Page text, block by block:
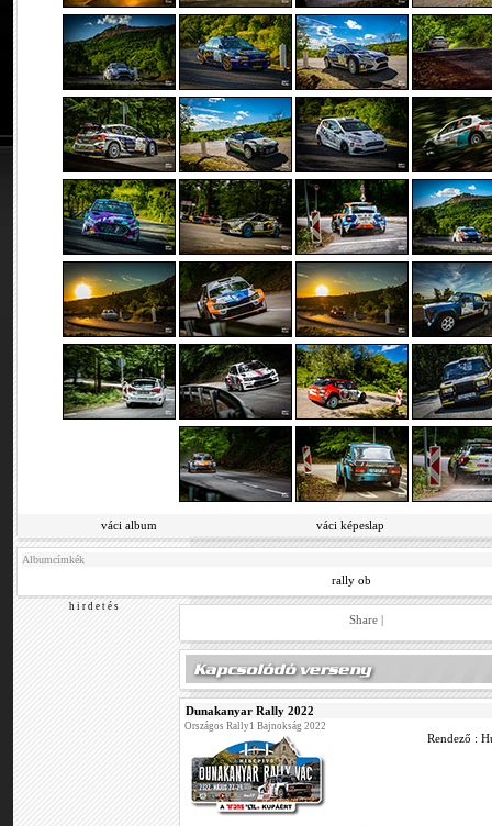
váci album váci képeslap
Albumcímkék
rally ob
h i r d e t é s
Share |
Dunakanyar Rally 2022
Országos Rally1 Bajnokság 2022
Rendező :